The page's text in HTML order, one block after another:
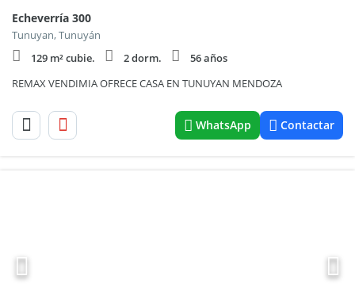
Echeverría 300
Tunuyan, Tunuyán
129 m² cubie.
2 dorm.
56 años
REMAX VENDIMIA OFRECE CASA EN TUNUYAN MENDOZA
WhatsApp Contactar